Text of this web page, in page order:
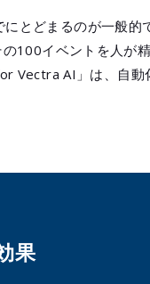
とどまるのが一般的
100イベントを人が
Vectra AI」は、自
果